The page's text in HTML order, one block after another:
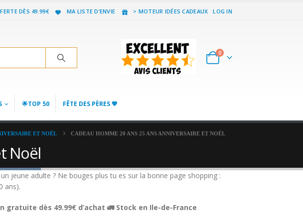
DÈS 49.99€ MA LISTE D’ENVIE > MOTEUR IDÉES CADEAUX LOG IN
0
🌟TOP 50 FÊTE DES PÈRES 💖
ET NOËL CADEAU HOMME 20 ANS 25 ANS ANNIVERSAIRE ET NOËL
Noël
jeune adulte ? Ne bouges plus tu es sur la bonne page shopping :
ans).
gratuite dès 49.99€ d’achat 🚛 Stock en Ile-de-France